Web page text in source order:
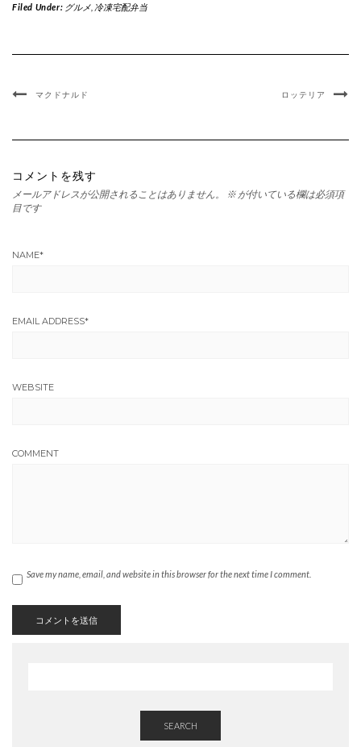
Filed Under: グルメ, 冷凍宅配弁当
マクドナルド ロッテリア
コメントを残す
メールアドレスが公開されることはありません。 ※ が付いている欄は必須項
目です
NAME*
EMAIL ADDRESS*
WEBSITE
COMMENT
Save my name, email, and website in this browser for the next time I comment.
SEARCH